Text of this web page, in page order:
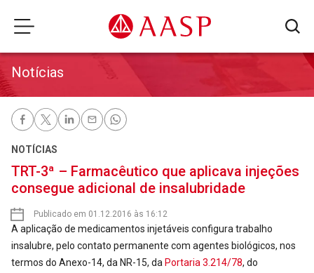
Notícias
NOTÍCIAS
TRT-3ª – Farmacêutico que aplicava injeções
consegue adicional de insalubridade
Publicado em 01.12.2016 às 16:12
A aplicação de medicamentos injetáveis configura trabalho
insalubre, pelo contato permanente com agentes biológicos, nos
termos do Anexo-14, da NR-15, da Portaria 3.214/78, do